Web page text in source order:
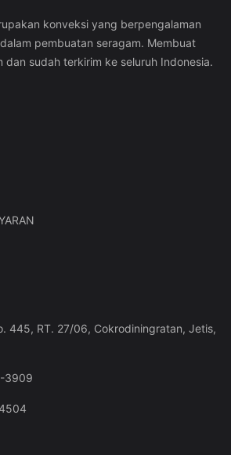
konveksi yang berpengalaman
pembuatan seragam. Membuat
dan sudah terkirim ke seluruh Indonesia.
445, RT. 27/06, Cokrodiningratan, Jetis,
3909